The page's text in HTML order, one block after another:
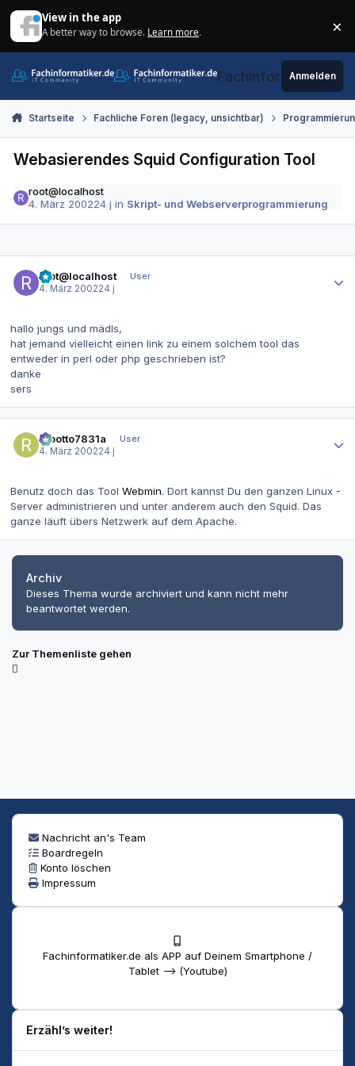
View in the app
A better way to browse. Learn more. ×
Fachinformatiker.de
Anmelden
Startseite Fachliche Foren (legacy, unsichtbar)
Webasierendes Squid Configuration Tool
root@localhost
4. März 200224 j in Skript- und Webserverprogrammierung
root@localhost
User
4. März 200224 j
hallo jungs und mädls,
hat jemand vielleicht einen link zu einem solchem tool das
entweder in perl oder php geschrieben ist?
danke
sers
robotto7831a
User
4. März 200224 j
Benutz doch das Tool Webmin. Dort kannst Du den ganzen Linux -
Server administrieren und unter anderem auch den Squid. Das
ganze läuft übers Netzwerk auf dem Apache.
Archiv
Dieses Thema wurde archiviert und kann nicht mehr
beantwortet werden.
Zur Themenliste gehen
Nachricht an's Team
Boardregeln
Konto löschen
Impressum
Fachinformatiker.de als APP auf Deinem Smartphone /
Tablet --> (Youtube)
Erzähl’s weiter!